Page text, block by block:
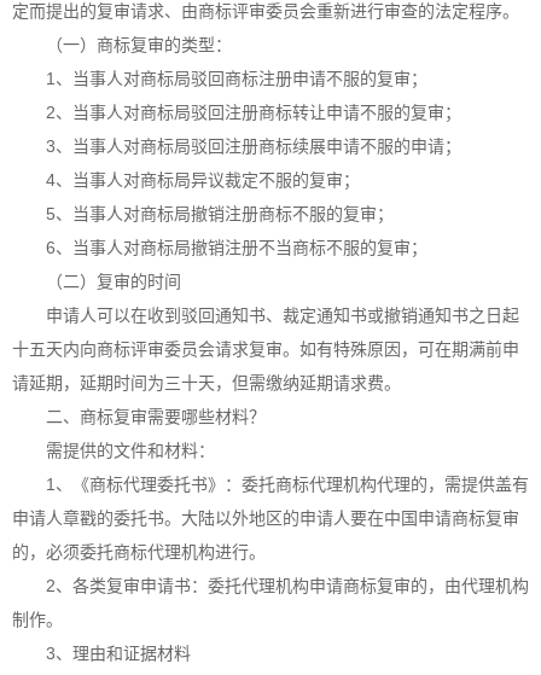
定而提出的复审请求、由商标评审委员会重新进行审查的法定程序。
（一）商标复审的类型：
1、当事人对商标局驳回商标注册申请不服的复审；
2、当事人对商标局驳回注册商标转让申请不服的复审；
3、当事人对商标局驳回注册商标续展申请不服的申请；
4、当事人对商标局异议裁定不服的复审；
5、当事人对商标局撤销注册商标不服的复审；
6、当事人对商标局撤销注册不当商标不服的复审；
（二）复审的时间
申请人可以在收到驳回通知书、裁定通知书或撤销通知书之日起
十五天内向商标评审委员会请求复审。如有特殊原因，可在期满前申
请延期，延期时间为三十天，但需缴纳延期请求费。
二、商标复审需要哪些材料？
需提供的文件和材料：
1、《商标代理委托书》：委托商标代理机构代理的，需提供盖有
申请人章戳的委托书。大陆以外地区的申请人要在中国申请商标复审
的，必须委托商标代理机构进行。
2、各类复审申请书：委托代理机构申请商标复审的，由代理机构
制作。
3、理由和证据材料